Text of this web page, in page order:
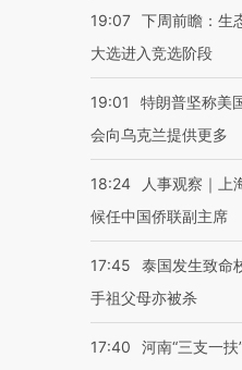
19:07 下周前瞻：生
大选进入竞选阶段
19:01
特朗普坚称美
会向乌克兰提供更多
18:24
人事观察｜上
候任中国侨联副主席
17:45
泰国发生致命
手祖父母亦被杀
17:40 河南“三支一